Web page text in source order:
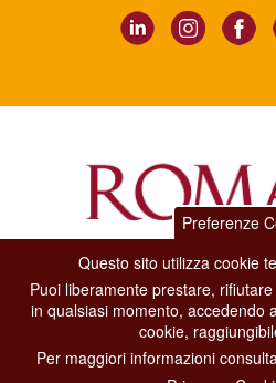
Dipartimento Grandi Eventi,
Via di San Basilio, 51
00187 Roma
Preferenze
Questo sito utilizza cookie
Puoi liberamente prestare,
in qualsiasi momento, accedendo
cookie,
Per maggiori informazioni